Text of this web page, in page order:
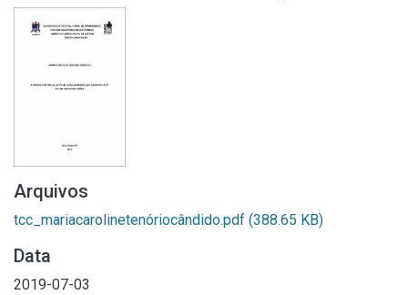
Arquivos
tcc_mariacarolinetenóriocândido.pdf (388.65 KB)
Data
2019-07-03